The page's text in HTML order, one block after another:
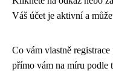
Váš účet je aktivní a
Co vám vlastně
přímo vám na míru podle